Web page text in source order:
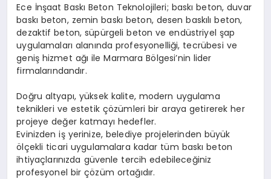
Ece İnşaat Baskı Beton Teknolojileri; baskı beton, duvar
baskı beton, zemin baskı beton, desen baskılı beton,
dezaktif beton, süpürgeli beton ve endüstriyel şap
uygulamaları alanında profesyonelliği, tecrübesi ve
geniş hizmet ağı ile Marmara Bölgesi’nin lider
firmalarındandır.
Doğru altyapı, yüksek kalite, modern uygulama
teknikleri ve estetik çözümleri bir araya getirerek her
projeye değer katmayı hedefler.
Evinizden iş yerinize, belediye projelerinden büyük
ölçekli ticari uygulamalara kadar tüm baskı beton
ihtiyaçlarınızda güvenle tercih edebileceğiniz
profesyonel bir çözüm ortağıdır.